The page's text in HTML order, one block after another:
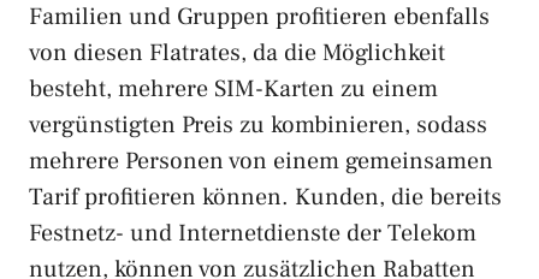
Familien und Gruppen profitieren ebenfalls
von diesen Flatrates, da die Möglichkeit
besteht, mehrere SIM-Karten zu einem
vergünstigten Preis zu kombinieren, sodass
mehrere Personen von einem gemeinsamen
Tarif profitieren können. Kunden, die bereits
Festnetz- und Internetdienste der Telekom
nutzen, können von zusätzlichen Rabatten